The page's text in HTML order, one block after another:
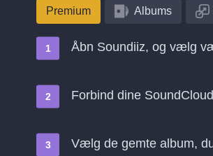
Premium Albums
Åbn Soundiiz, og vælg
Forbind dine
Vælg de gemte album,